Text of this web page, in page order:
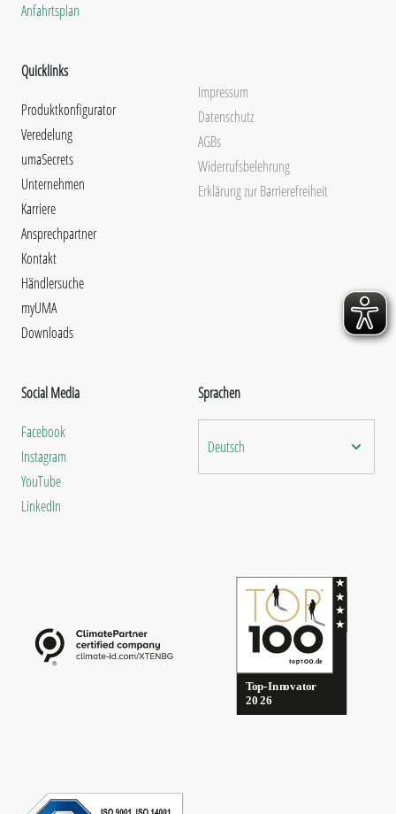
Anfahrtsplan
Quicklinks
Produktkonfigurator
Veredelung
umaSecrets
Unternehmen
Karriere
Ansprechpartner
Kontakt
Händlersuche
myUMA
Downloads
Impressum
Datenschutz
AGBs
Widerrufsbelehrung
Erklärung zur Barrierefreiheit
Social Media
Facebook
Instagram
YouTube
LinkedIn
Sprachen
Deutsch